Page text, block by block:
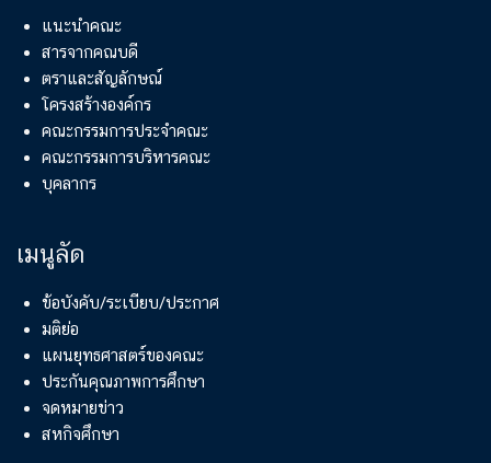
แนะนำคณะ
สารจากคณบดี
ตราและสัญลักษณ์
โครงสร้างองค์กร
คณะกรรมการประจำคณะ
คณะกรรมการบริหารคณะ
บุคลากร
เมนูลัด
ข้อบังคับ/ระเบียบ/ประกาศ
มติย่อ
แผนยุทธศาสตร์ของคณะ
ประกันคุณภาพการศึกษา
จดหมายข่าว
สหกิจศึกษา